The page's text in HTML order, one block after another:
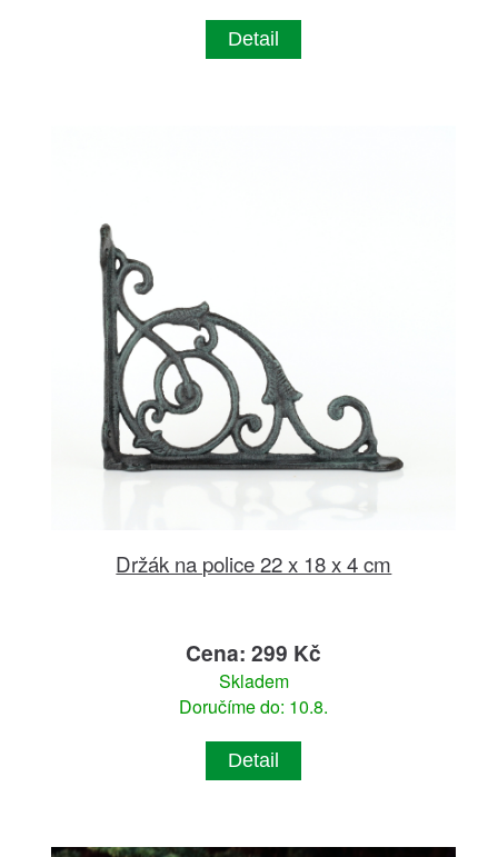
Detail
Držák na police 22 x 18 x 4 cm
Cena: 299 Kč
Skladem
Doručíme do: 10.8.
Detail